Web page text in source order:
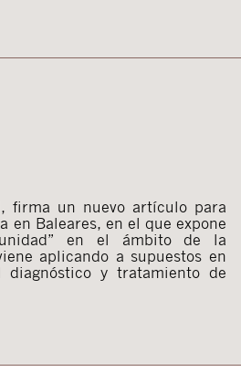
firma un nuevo artículo para
en Baleares, en el que expone
en el ámbito de la
aplicando a supuestos en
y tratamiento de